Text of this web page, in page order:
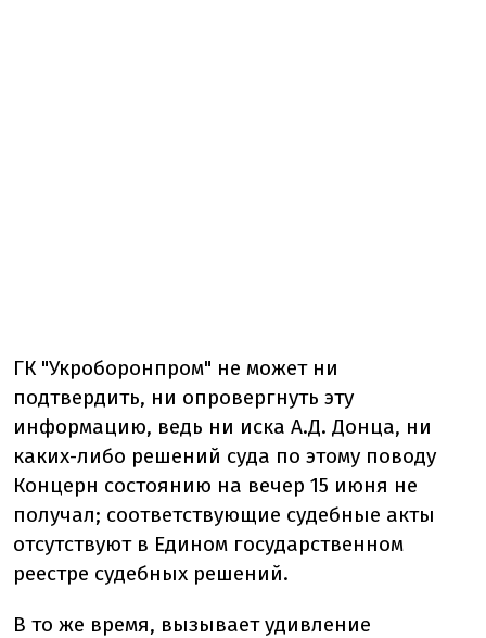
ГК "Укроборонпром" не может ни
подтвердить, ни опровергнуть эту
информацию, ведь ни иска А.Д. Донца, ни
каких-либо решений суда по этому поводу
Концерн состоянию на вечер 15 июня не
получал; соответствующие судебные акты
отсутствуют в Едином государственном
реестре судебных решений.
В то же время, вызывает удивление